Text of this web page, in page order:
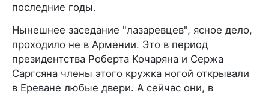
последние годы.
Нынешнее заседание "лазаревцев", ясное дело,
проходило не в Армении. Это в период
президентства Роберта Кочаряна и Сержа
Саргсяна члены этого кружка ногой открывали
в Ереване любые двери. А сейчас они, в